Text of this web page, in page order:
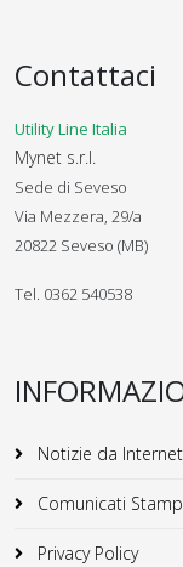
Contattaci
Utility Line Italia
Mynet s.r.l.
Sede di Seveso
Via Mezzera, 29/a
20822 Seveso (MB)
Tel. 0362 540538
Notizie da Internet
Comunicati
Privacy Policy